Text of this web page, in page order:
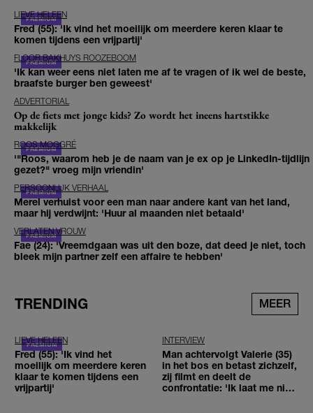
LIEVE HELEEN
Fred (55): 'Ik vind het moeilijk om meerdere keren klaar te
komen tijdens een vrijpartij'
FLOOR BAKHUYS ROOZEBOOM
'Ik kan weer eens niet laten me af te vragen of ik wel de beste,
braafste burger ben geweest'
ADVERTORIAL
Op de fiets met jonge kids? Zo wordt het ineens hartstikke
makkelijk
ROOS MOGGRÉ
'"Roos, waarom heb je de naam van je ex op je LinkedIn-tijdlijn
gezet?" vroeg mijn vriendin'
PERSOONLIJK VERHAAL
Merel verhuist voor een man naar andere kant van het land,
maar hij verdwijnt: 'Huur al maanden niet betaald'
VERLATEN VROUW
Fae (24): 'Vreemdgaan was uit den boze, dat deed je niet, toch
bleek mijn partner zelf een affaire te hebben'
TRENDING MEER
LIEVE HELEEN
Fred (55): 'Ik vind het
moeilijk om meerdere keren
klaar te komen tijdens een
vrijpartij'
INTERVIEW
Man achtervolgt Valerie (35)
in het bos en betast zichzelf,
zij filmt en deelt de
confrontatie: 'Ik laat me niet